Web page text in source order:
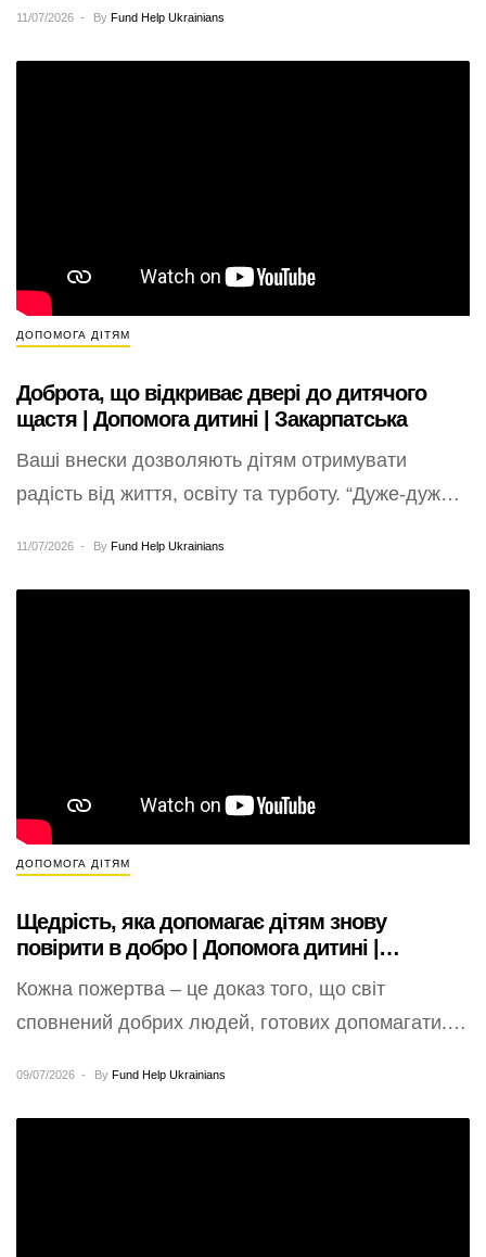
11/07/2026 By Fund Help Ukrainians
ДОПОМОГА ДІТЯМ
Доброта, що відкриває двері до дитячого
щастя | Допомога дитині | Закарпатська
Ваші внески дозволяють дітям отримувати
радість від життя, освіту та турботу. “Дуже-дуже
11/07/2026 By Fund Help Ukrainians
ДОПОМОГА ДІТЯМ
Щедрість, яка допомагає дітям знову
повірити в добро | Допомога дитині |
Кожна пожертва – це доказ того, що світ
сповнений добрих людей, готових допомагати.
09/07/2026 By Fund Help Ukrainians